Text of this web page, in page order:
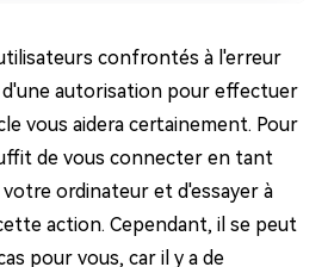
confrontés à l'erreur
d'une autorisation pour effectuer
vous aidera certainement. Pour
de vous connecter en tant
ordinateur et d'essayer à
action. Cependant, il se peut
pour vous, car il y a de